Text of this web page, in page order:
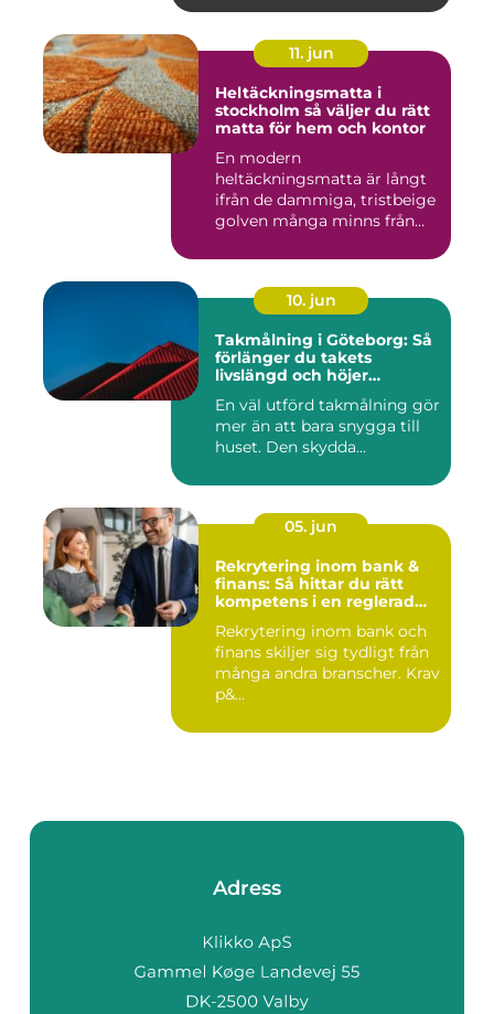
11. jun
Heltäckningsmatta i
stockholm så väljer du rätt
matta för hem och kontor
En modern
heltäckningsmatta är långt
ifrån de dammiga, tristbeige
golven många minns från
10. jun
Takmålning i Göteborg: Så
förlänger du takets
livslängd och höjer
En väl utförd takmålning gör
mer än att bara snygga till
huset. Den skydda...
05. jun
Rekrytering inom bank &
finans: Så hittar du rätt
kompetens i en reglerad
Rekrytering inom bank och
finans skiljer sig tydligt från
många andra branscher. Krav
p&...
Adress